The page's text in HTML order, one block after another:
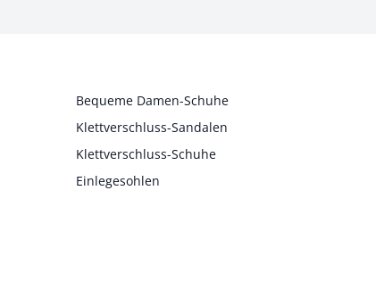
Bequeme Damen-Schuhe
Klettverschluss-Sandalen
Klettverschluss-Schuhe
Einlegesohlen